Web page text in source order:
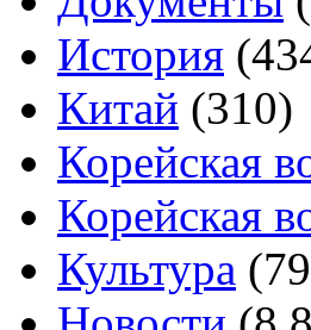
История
Китай (310)
Корейская
Корейская
Культура